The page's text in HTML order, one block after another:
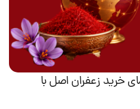
خرید زعفران اصل با